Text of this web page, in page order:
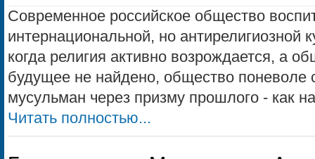
Современное российское общество
интернациональной, но антирелигиозной
когда религия активно возрождается, а
будущее не найдено, общество поневоле
мусульман через при­зму прошлого - как
Читать полностью...